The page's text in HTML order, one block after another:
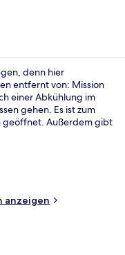
denn hier
entfernt von: Mission
einer Abkühlung im
gehen. Es ist zum
geöffnet. Außerdem gibt
anzeigen